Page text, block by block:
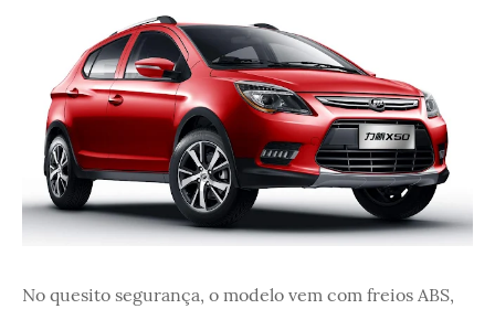
No quesito segurança, o modelo vem com freios ABS,